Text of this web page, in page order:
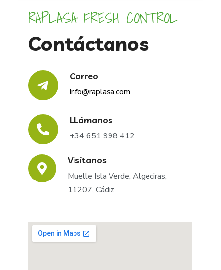
RAPLASA FRESH CONTROL
Contáctanos
Correo
info@raplasa.com
LLámanos
+34 651 998 412
Visítanos
Muelle Isla Verde, Algeciras,
11207, Cádiz